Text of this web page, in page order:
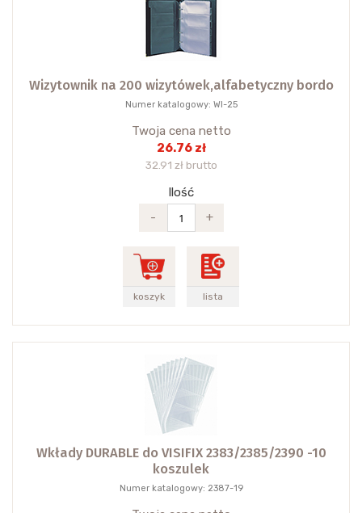
Wizytownik na 200 wizytówek,alfabetyczny bordo
Numer katalogowy: WI-25
Twoja cena netto
26.76 zł
32.91 zł brutto
Ilość
-
+
koszyk lista
Wkłady DURABLE do VISIFIX 2383/2385/2390 -10
koszulek
Numer katalogowy: 2387-19